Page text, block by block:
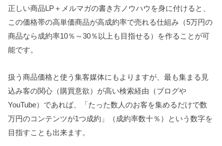
正しい商品LP＋メルマガの書き方ノウハウを身に付けると、
この価格帯の高単価商品が高成約率で売れる仕組み（5万円の
商品なら成約率10％～30％以上も目指せる）を作ることが可
能です。
扱う商品価格と使う集客媒体にもよりますが、最も集まる見
込み客の関心（購買意欲）が高い検索経由（ブログや
YouTube）であれば、「たった数人のお客を集めるだけで数
万円のコンテンツが1つ成約」（成約率数十％）という数字を
目指すことも出来ます。